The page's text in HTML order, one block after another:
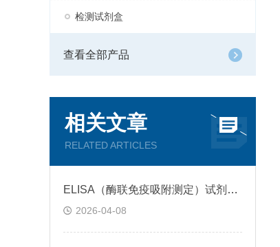
检测试剂盒
查看全部产品
相关文章
RELATED ARTICLES
ELISA（酶联免疫吸附测定）试剂盒原理类型检测方法
2026-04-08